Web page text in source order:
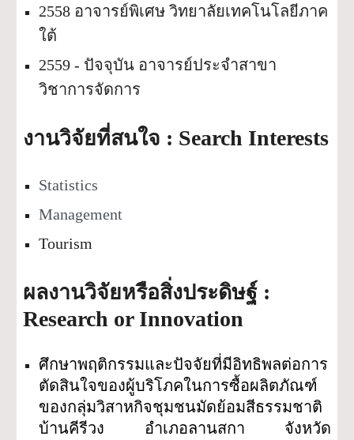
2558 อาจารย์พิเศษ วิทยาลัยเทคโนโลยีภาค
ใต้
2559 - ปัจจุบัน อาจารย์ประจำสาขา
วิชาการจัดการ
งานวิจัยที่สนใจ : S
Statistics
Management
Tourism
ผลงานวิจัยหรือสิ่งประดิษฐ์ :
Research or Innovation
ศึกษาพฤติกรรมและปัจจัยที่มีอิทธิพลต่อการ
ตัดสินใจของผู้บริโภคในการซื้อผลิตภัณฑ์
ของกลุ่มวิสาหกิจชุมชนมัดย้อมสีธรรมชาติ
บ้านคีรีวง
อำเภอลานสกา จังหวัด